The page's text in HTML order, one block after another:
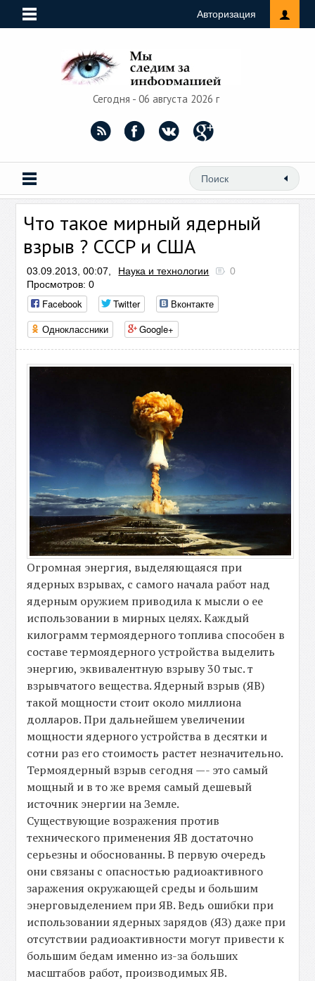
Авторизация
Сегодня - 06 августа 2026 г
Что такое мирный ядерный
взрыв ? СССР и США
03.09.2013, 00:07, Наука и технологии
0
Просмотров: 0
Facebook Twitter
Вконтакте
Одноклассники
Google+
Огромная энергия, выделяющаяся при
ядерных взрывах, с самого начала работ над
ядерным оружием приводила к мысли о ее
использовании в мирных целях. Каждый
килограмм термоядерного топлива способен в
составе термоядерного устройства выделить
энергию, эквивалентную взрыву 30 тыс. т
взрывчатого вещества. Ядерный взрыв (ЯВ)
такой мощности стоит около миллиона
долларов. При дальнейшем увеличении
мощности ядерного устройства в десятки и
сотни раз его стоимость растет незначительно.
Термоядерный взрыв сегодня —- это самый
мощный и в то же время самый дешевый
источник энергии на Земле.
Существующие возражения против
технического применения ЯВ достаточно
серьезны и обоснованны. В первую очередь
они связаны с опасностью радиоактивного
заражения окружающей среды и большим
энерговыделением при ЯВ. Ведь ошибки при
использовании ядерных зарядов (ЯЗ) даже при
отсутствии радиоактивности могут привести к
большим бедам именно из-за больших
масштабов работ, производимых ЯВ.